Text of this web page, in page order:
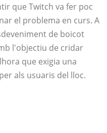
que Twitch va fer poc
el problema en curs. A
de boicot
l'objectiu de cridar
que exigia una
als usuaris del lloc.